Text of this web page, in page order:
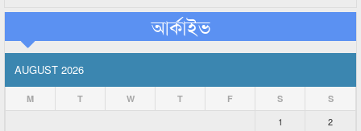
আর্কাইভ
AUGUST 2026
M T W T F S S
1
2